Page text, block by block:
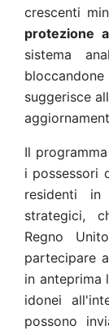
crescenti
protezione
sistema
suggerisce
Il
i possessori
residenti
strategici,
Regno
partecipare
in anteprima
idonei
possono